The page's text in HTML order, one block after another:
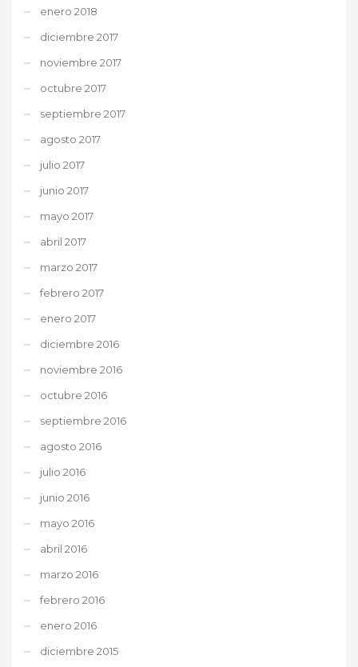
enero 2018
diciembre 2017
noviembre 2017
octubre 2017
septiembre 2017
agosto 2017
julio 2017
junio 2017
mayo 2017
abril 2017
marzo 2017
febrero 2017
enero 2017
diciembre 2016
noviembre 2016
octubre 2016
septiembre 2016
agosto 2016
julio 2016
junio 2016
mayo 2016
abril 2016
marzo 2016
febrero 2016
enero 2016
diciembre 2015